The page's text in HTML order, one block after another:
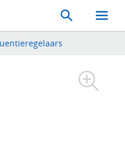
Search
Toggle
Mobile